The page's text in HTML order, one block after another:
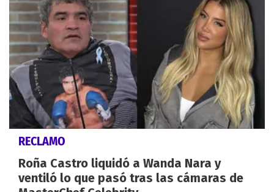
RECLAMO
Roña Castro liquidó a Wanda Nara y
ventiló lo que pasó tras las cámaras de